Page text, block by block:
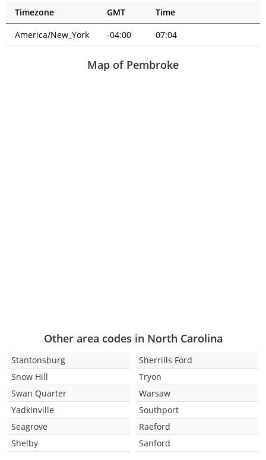
Timezone GMT
Time
America/New_York
-04:00 07:04
Map of Pembroke
Other area codes in North Carolina
Stantonsburg
Snow Hill
Swan Quarter
Yadkinville
Seagrove
Shelby
Sherrills Ford
Tryon
Warsaw
Southport
Raeford
Sanford